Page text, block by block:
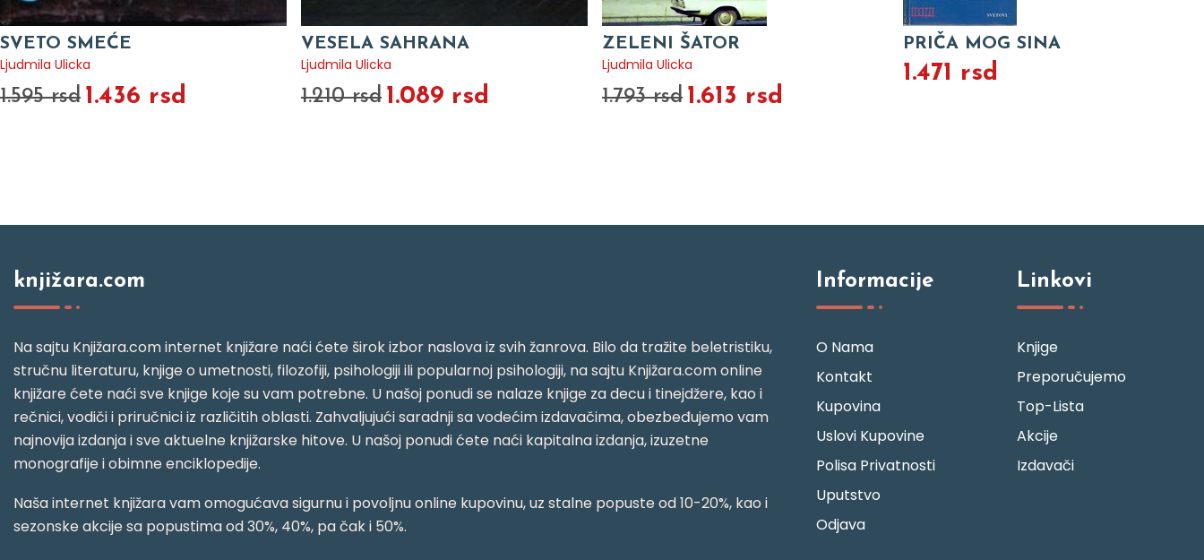
SVETO SMEĆE
Ljudmila Ulicka
1.595 rsd 1.436 rsd
VESELA SAHRANA
Ljudmila Ulicka
1.210 rsd 1.089 rsd
ZELENI ŠATOR
Ljudmila Ulicka
1.793 rsd 1.613 rsd
PRIČA MOG SINA
1.471 rsd
knjižara.com
Na sajtu Knjižara.com internet knjižare naći ćete širok izbor naslova iz svih žanrova. Bilo da tražite beletristiku,
stručnu literaturu, knjige o umetnosti, filozofiji, psihologiji ili popularnoj psihologiji, na sajtu Knjižara.com online
knjižare ćete naći sve knjige koje su vam potrebne. U našoj ponudi se nalaze knjige za decu i tinejdžere, kao i
rečnici, vodiči i priručnici iz različitih oblasti. Zahvaljujući saradnji sa vodećim izdavačima, obezbeđujemo vam
najnovija izdanja i sve aktuelne knjižarske hitove. U našoj ponudi ćete naći kapitalna izdanja, izuzetne
monografije i obimne enciklopedije.
Naša internet knjižara vam omogućava sigurnu i povoljnu online kupovinu, uz stalne popuste od 10-20%, kao i
sezonske akcije sa popustima od 30%, 40%, pa čak i 50%.
Informacije
O Nama
Kontakt
Kupovina
Uslovi Kupovine
Polisa Privatnosti
Uputstvo
Odjava
Linkovi
Knjige
Preporučujemo
Top-Lista
Akcije
Izdavači